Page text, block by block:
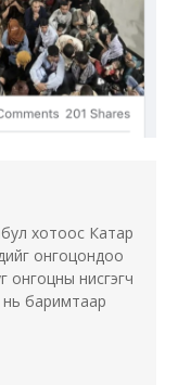
хотоос Катар
онгоцондоо
онгоцны нисгэгч
нь баримтаар